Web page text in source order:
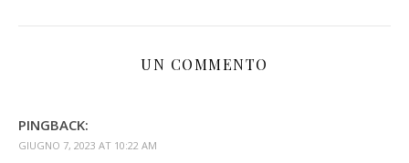
UN COMMENTO
PINGBACK:
GIUGNO 7, 2023 AT 10:22 AM